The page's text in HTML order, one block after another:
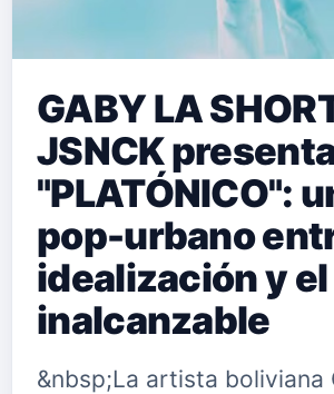
GABY LA
JSNCK
"PLATÓNICO":
pop-urbano
idealización y
inalcanzable
&nbsp;La artista boliviana